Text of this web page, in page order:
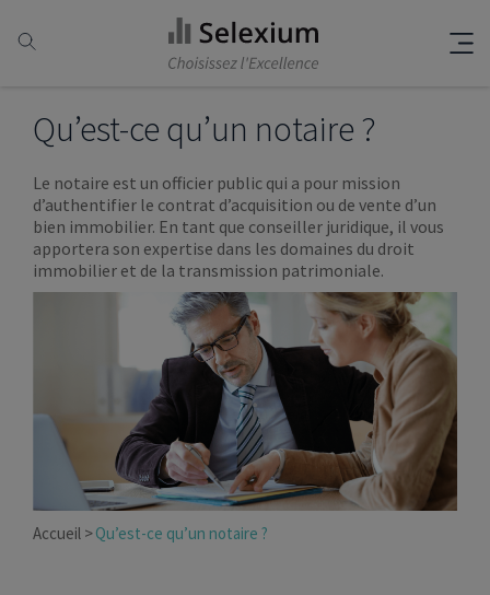
Qu’est-ce qu’un notaire ?
Le notaire est un officier public qui a pour mission
d’authentifier le contrat d’acquisition ou de vente d’un
bien immobilier. En tant que conseiller juridique, il vous
apportera son expertise dans les domaines du droit
immobilier et de la transmission patrimoniale.
Accueil Qu’est-ce qu’un notaire ?